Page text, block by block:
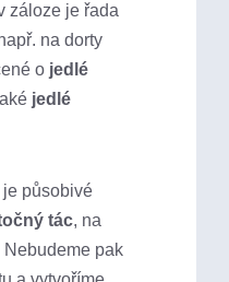
záloze je řada
na dorty
o jedlé
jedlé
je působivé
tác, na
pak